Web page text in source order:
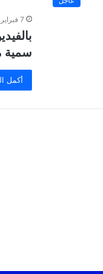
7 فبراير، 2020
سمية
أكمل